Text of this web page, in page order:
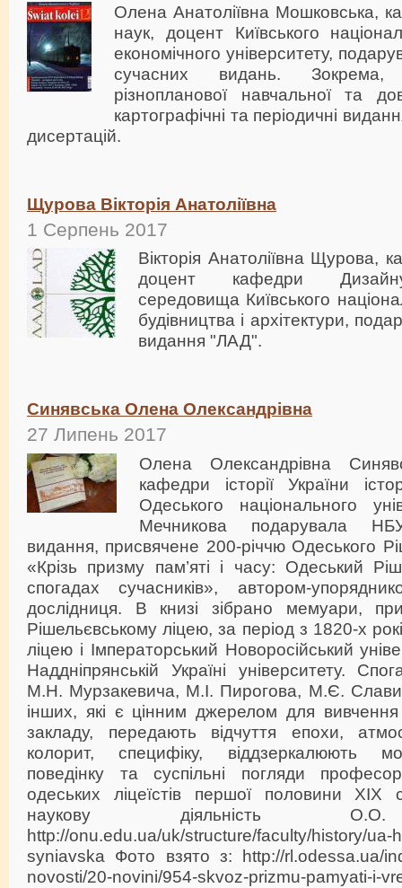
Олена Анатоліївна Мошковська,
наук, доцент Київського
економічного університету,
сучасних видань. Зокрема,
різнопланової навчальної та
картографічні та періодичні
дисертацій.
Щурова Вікторія Анатоліївна
1 Серпень 2017
Вікторія Анатоліївна Щурова,
доцент кафедри Дизайну
середовища Київського
будівництва і архітектури,
видання "ЛАД".
Синявська Олена Олександрівна
27 Липень 2017
Олена Олександрівна
кафедри історії України
Одеського національного
Мечникова подарувала
видання, присвячене 200-річчю Одеського
«Крізь призму пам’яті і часу: Одеський
спогадах сучасників», автором-
дослідниця. В книзі зібрано мемуари,
Рішельєвському ліцею, за період з 1820-х
ліцею і Імператорський Новоросійський
Наддніпрянській Україні університету.
М.Н. Мурзакевича, М.І. Пирогова, М.Є.
інших, які є цінним джерелом для вивчення
закладу, передають відчуття епохи,
колорит, специфіку, віддзеркалюють
поведінку та суспільні погляди
одеських ліцеїстів першої половини ХІХ
наукову діяльність О.О.
http://onu.edu.ua/uk/structure/faculty/history/ua-
syniavska Фото взято з: http://rl.odessa.ua/
novosti/20-novini/954-skvoz-prizmu-pamyati-i-